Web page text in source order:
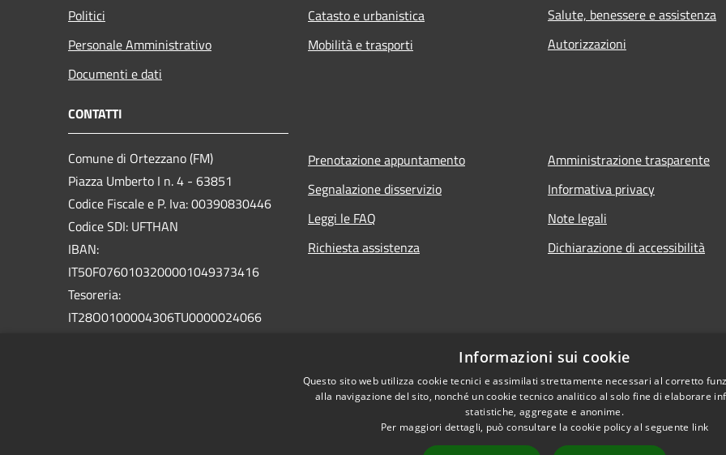
Politici
Personale Amministrativo
Documenti e dati
Catasto e urbanistica
Mobilità e trasporti
Salute, benessere e assistenza
Autorizzazioni
CONTATTI
Comune di Ortezzano (FM)
Piazza Umberto I n. 4 - 63851
Codice Fiscale e P. Iva: 00390830446
Codice SDI: UFTHAN
IBAN:
IT50F0760103200001049373416
Tesoreria:
IT28O0100004306TU0000024066
Prenotazione appuntamento
Segnalazione disservizio
Leggi le FAQ
Richiesta assistenza
Amministrazione trasparente
Informativa privacy
Note legali
Dichiarazione di accessibilità
Informazioni sui cookie
Questo sito web utilizza cookie tecnici e assimilati strettamente necessari al corretto
alla navigazione del sito, nonché un cookie tecnico analitico al solo fine di elaborare
statistiche, aggregate e anonime.
Per maggiori dettagli, può consultare la cookie policy al seguente link